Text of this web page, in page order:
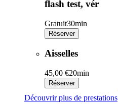
flash test, vér
Gratuit30min
Réserver
Aisselles
45,00 €20min
Réserver
Découvrir plus de prestations